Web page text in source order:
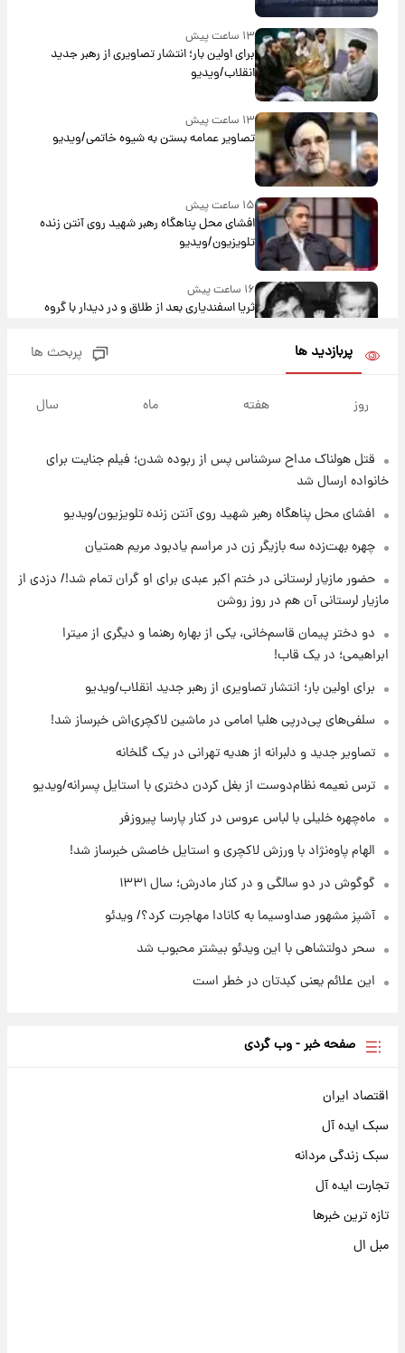
۱۳ ساعت پیش
برای اولین بار؛ انتشار تصاویری از رهبر جدید
انقلاب/ویدیو
۱۳ ساعت پیش
تصاویر عمامه بستن به شیوه خاتمی/ویدیو
۱۵ ساعت پیش
افشای محل پناهگاه‌ رهبر شهید روی آنتن زنده
تلویزیون/ویدیو
۱۶ ساعت پیش
ثریا اسفندیاری بعد از طلاق و در دیدار با گروه
پول به معشوقه با درآمد یوفا
۱۶ ساعت پیش
۱۶ ساعت پیش
پی رفتن رامین رضاییان+ عکس
۱۷ ساعت پیش
۱۷ ساعت پیش
با قدرتمندترین و بادوام ترین تانک جهان آشنا
شوید+ فیلم
۱۸ ساعت پیش
پربازدید ها پربحث ها
روز هفته ماه سال
قتل هولناک مداح سرشناس پس از ربوده شدن؛ فیلم جنایت برای
خانواده ارسال شد
افشای محل پناهگاه‌ رهبر شهید روی آنتن زنده تلویزیون/ویدیو
چهره بهت‌زده سه بازیگر زن در مراسم یادبود مریم همتیان
حضور مازیار لرستانی در ختم اکبر عبدی برای او گران تمام شد!/ دزدی از
مازیار لرستانی آن هم در روز روشن
دو دختر پیمان قاسم‌خانی، یکی از بهاره رهنما و دیگری از میترا
ابراهیمی؛ در یک قاب!
برای اولین بار؛ انتشار تصاویری از رهبر جدید انقلاب/ویدیو
سلفی‌های پی‌درپی هلیا امامی در ماشین لاکچری‌اش خبرساز شد!
تصاویر جدید و دلبرانه از هدیه تهرانی در یک گلخانه
ترس نعیمه نظام‌دوست از بغل کردن دختری با استایل پسرانه/ویدیو
ماه‌چهره خلیلی با لباس عروس در کنار پارسا پیروزفر
الهام پاوه‌نژاد با ورزش لاکچری و استایل خاصش خبرساز شد!
گوگوش در دو سالگی و در کنار مادرش؛ سال ۱۳۳۱
آشپز مشهور صداوسیما به کانادا مهاجرت کرد؟/ ویدئو
سحر دولتشاهی با این ویدئو بیشتر محبوب شد
این علائم یعنی کبدتان در خطر است
صفحه خبر - وب گردی
اقتصاد ایران
سبک ایده آل
سبک زندگی مردانه
تجارت ایده آل
تازه ترین خبرها
مبل ال